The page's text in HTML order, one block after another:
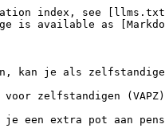
index, see
is available as
je als zelfstandige
zelfstandigen (VAPZ)
je een extra pot aan